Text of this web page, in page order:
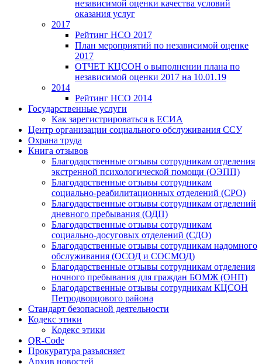
независимой оценки качества условий
оказания услуг
2017
Рейтинг НСО 2017
План мероприятий по независимой оценке
2017
ОТЧЕТ КЦСОН о выполнении плана по
независимой оценки 2017 на 10.01.19
2014
Рейтинг НСО 2014
Государственные услуги
Как зарегистрироваться в ЕСИА
Центр организации социального обслуживания ССУ
Охрана труда
Книга отзывов
Благодарственные отзывы сотрудникам отделения
экстренной психологической помощи (ОЭПП)
Благодарственные отзывы сотрудникам
социально-реабилитационных отделений (СРО)
Благодарственные отзывы сотрудникам отделений
дневного пребывания (ОДП)
Благодарственные отзывы сотрудникам
социально-досуговых отделений (СДО)
Благодарственные отзывы сотрудникам надомного
обслуживания (ОСОД и СОСМОД)
Благодарственные отзывы сотрудникам отделения
ночного пребывания для граждан БОМЖ (ОНП)
Благодарственные отзывы сотрудникам КЦСОН
Петродворцового района
Стандарт безопасной деятельности
Кодекс этики
Кодекс этики
QR-Code
Прокуратура разъясняет
Архив новостей